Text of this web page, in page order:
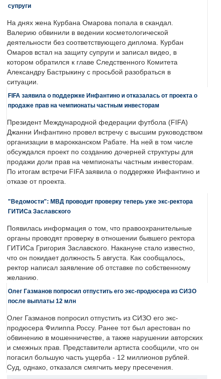
супруги
На днях жена Курбана Омарова попала в скандал.
Валерию обвинили в ведении косметологической
деятельности без соответствующего диплома. Курбан
Омаров встал на защиту супруги и записал видео, в
котором обратился к главе Следственного Комитета
Александру Бастрыкину с просьбой разобраться в
ситуации.
FIFA заявила о поддержке Инфантино и отказалась от проекта о
продаже прав на чемпионаты частным инвесторам
Президент Международной федерации футбола (FIFA)
Джанни Инфантино провел встречу с высшим руководством
организации в марокканском Рабате. На ней в том числе
обсуждался проект по созданию дочерней структуры для
продажи доли прав на чемпионаты частным инвесторам.
По итогам встречи FIFA заявила о поддержке Инфантино и
отказе от проекта.
"Ведомости": МВД проводит проверку теперь уже экс-ректора
ГИТИСа Заславского
Появилась информация о том, что правоохранительные
органы проводят проверку в отношении бывшего ректора
ГИТИСа Григория Заславского. Накануне стало известно,
что он покидает должность 5 августа. Как сообщалось,
ректор написал заявление об отставке по собственному
желанию.
Олег Газманов попросил отпустить его экс-продюсера из СИЗО
после выплаты 12 млн
Олег Газманов попросил отпустить из СИЗО его экс-
продюсера Филиппа Россу. Ранее тот был арестован по
обвинению в мошенничестве, а также нарушении авторских
и смежных прав. Представители артиста сообщили, что он
погасил большую часть ущерба - 12 миллионов рублей.
Суд, однако, отказался смягчить меру пресечения.